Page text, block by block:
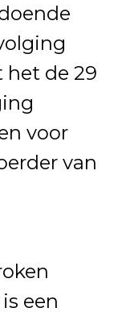
het de 29
voor
van
een